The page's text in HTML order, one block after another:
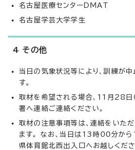
名古屋医療センターDMAT
名古屋学芸大学学生
4 その他
当日の気象状況等により、訓練が
す。
取材を希望される場合、11月28日
署へ連絡ご連絡ください。
取材の注意事項等は、連絡をいた
ます。 なお、当日は13時00分か
県体育館北西出入口へお越しくださ